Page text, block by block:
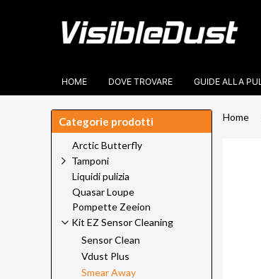
HOME DOVE TROVARE GUIDE ALLA
Home
Categorie prodotti
Arctic Butterfly
Tamponi
Liquidi pulizia
Quasar Loupe
Pompette Zeeion
Kit EZ Sensor Cleaning
Sensor Clean
Vdust Plus
Smear Away